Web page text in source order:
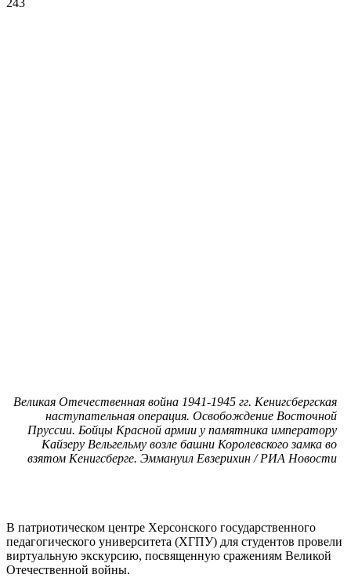
Великая Отечественная война 1941-1945 гг. Кенигсбергская
наступательная операция. Освобождение Восточной
Пруссии. Бойцы Красной армии у памятника императору
Кайзеру Вельгельму возле башни Королевского замка во
взятом Кенигсберге. Эммануил Евзерихин / РИА Новости
В патриотическом центре Херсонского государственного
педагогического университета (ХГПУ) для студентов провели
виртуальную экскурсию, посвященную сражениям Великой
Отечественной войны.